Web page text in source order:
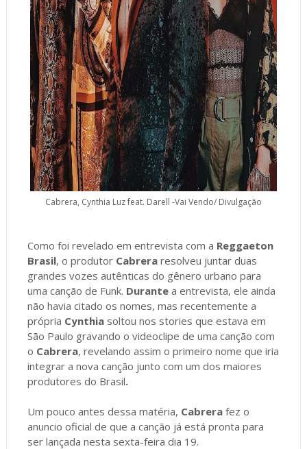
Cabrera, Cynthia Luz feat. Darell -Vai Vendo/ Divulgação
Como foi revelado em entrevista com a Reggaeton
Brasil, o produtor Cabrera resolveu juntar duas
grandes vozes autênticas do gênero urbano para
uma canção de Funk. Durante a entrevista, ele ainda
não havia citado os nomes, mas recentemente a
própria Cynthiasoltou nos stories que estava em
São Paulo gravando o videoclipe de uma canção com
o Cabrera, revelando assim o primeiro nome que iria
integrar a nova canção junto com um dos maiores
produtores do Brasil.
Um pouco antes dessa matéria, Cabrerafez o
anuncio oficial de que a canção já está pronta para
ser lançada nesta sexta-feira dia 19.